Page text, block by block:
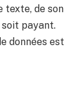
texte, de son
soit payant.
données est